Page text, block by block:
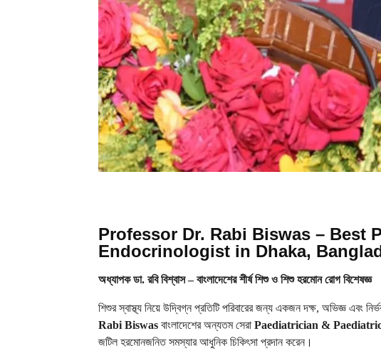
Professor Dr. Rabi Biswas – Best
Endocrinologist in Dhaka,
অধ্যাপক ডা. রবি বিশ্বাস – বাংলাদেশের শীর্ষ শিশু ও শিশু হরমোন রোগ বিশেষজ্ঞ
শিশুর স্বাস্থ্য নিয়ে উদ্বিগ্ন প্রতিটি পরিবারের জন্য একজন দক্ষ, অভিজ্ঞ এবং
Rabi Biswas বাংলাদেশের অন্যতম সেরা Paediatrician &
জটিল হরমোনজনিত সমস্যার আধুনিক চিকিৎসা প্রদান করেন।